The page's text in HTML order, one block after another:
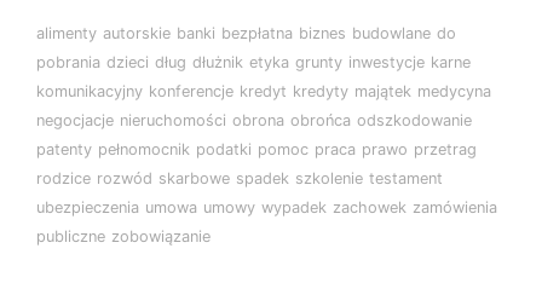
alimenty autorskie banki bezpłatna biznes budowlane do
pobrania dzieci dług dłużnik etyka grunty inwestycje karne
komunikacyjny konferencje kredyt kredyty majątek medycyna
negocjacje nieruchomości obrona obrońca odszkodowanie
patenty pełnomocnik podatki pomoc praca prawo przetrag
rodzice rozwód skarbowe spadek szkolenie testament
ubezpieczenia umowa umowy wypadek zachowek zamówienia
publiczne zobowiązanie